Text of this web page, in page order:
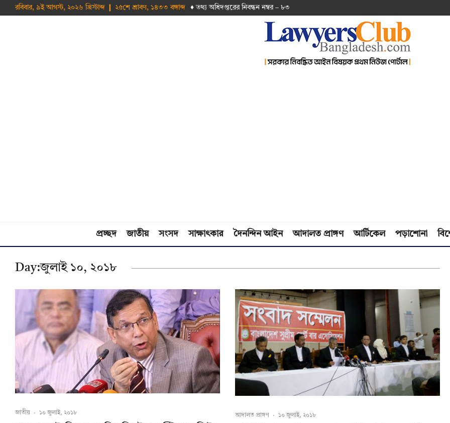
রবিবার, ৯ই আগস্ট, ২০২৬ খ্রিস্টাব্দ ❙ ২৫শে শ্রাবণ, ১৪৩৩ বঙ্গাব্দ ♦ তথ‌্য অ‌ধিদপ্ত‌রের নিবন্ধন নম্বর – ৮৩
প্রচ্ছদ জাতীয় সংসদ সাক্ষাৎকার দৈনন্দিন আইন আদালত প্রাঙ্গণ আর্টিকেল পড়াশোনা
Day:জুলাই ১০, ২০১৮
জাতীয় · ১০ জুলাই, ২০১৮ আদালত প্রাঙ্গণ · ১০ জুলাই, ২০১৮